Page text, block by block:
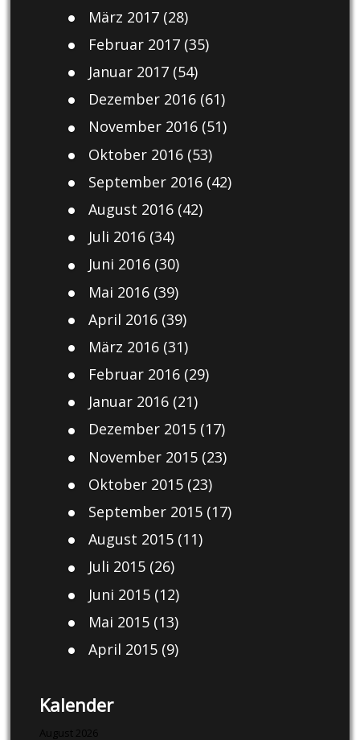
März 2017(28)
Februar 2017(35)
Januar 2017(54)
Dezember 2016(61)
November 2016(51)
Oktober 2016(53)
September 2016(42)
August 2016(42)
Juli 2016(34)
Juni 2016(30)
Mai 2016(39)
April 2016(39)
März 2016(31)
Februar 2016(29)
Januar 2016(21)
Dezember 2015(17)
November 2015(23)
Oktober 2015(23)
September 2015(17)
August 2015(11)
Juli 2015(26)
Juni 2015(12)
Mai 2015(13)
April 2015(9)
Kalender
August 2026